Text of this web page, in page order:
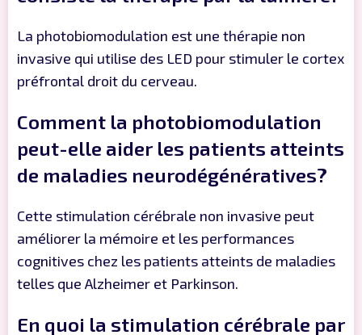
La photobiomodulation est une thérapie non
invasive qui utilise des LED pour stimuler le cortex
préfrontal droit du cerveau.
Comment la photobiomodulation
peut-elle aider les patients atteints
de maladies neurodégénératives?
Cette stimulation cérébrale non invasive peut
améliorer la mémoire et les performances
cognitives chez les patients atteints de maladies
telles que Alzheimer et Parkinson.
En quoi la stimulation cérébrale par